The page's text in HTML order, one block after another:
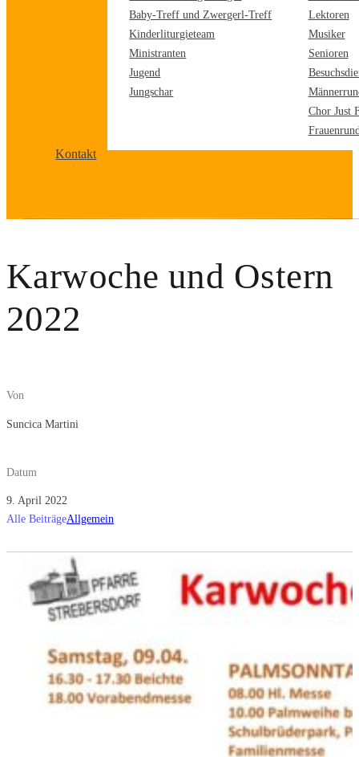
Baby-Treff und Zwergerl-Treff
Kinderliturgieteam
Ministranten
Jugend
Jungschar
Lektoren
Musiker
Senioren
Chor Just
Kontakt
Karwoche und Ostern
2022
Von
Suncica Martini
Datum
9. April 2022
Alle BeiträgeAllgemein